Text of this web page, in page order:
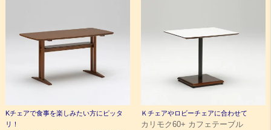
Kチェアで食事を楽しみたい方にピッタ
リ！
Ｋチェアやロビーチェアに合わせて
カリモク60+ カフェテーブル